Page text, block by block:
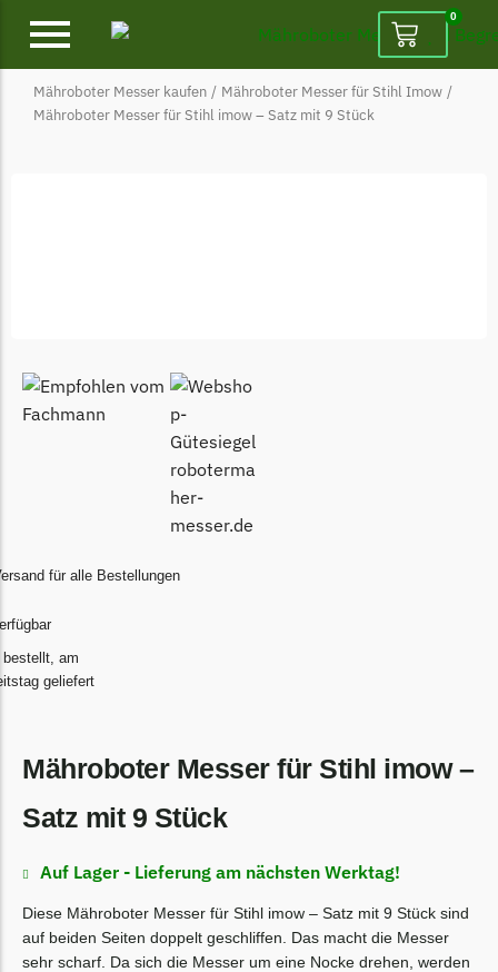
Alpina
Begrenzungsdraht
Black & Decker Messer
Bosch Indego Messer
Central Park
Central Park Messer
Cramer
Begrenzungsdraht
Cub Cadet
Cub Cadet Messer
Begrenzungsdraht
0
Mähroboter Messer kaufen / Mähroboter Messer für Stihl Imow /
Mähroboter Messer für Stihl imow – Satz mit 9 Stück
für alle Bestellungen
bestellt, am
geliefert
Mähroboter Messer für Stihl imow –
Satz mit 9 Stück
Auf Lager - Lieferung am nächsten Werktag!
Diese Mähroboter Messer für Stihl imow – Satz mit 9 Stück sind
auf beiden Seiten doppelt geschliffen. Das macht die Messer
sehr scharf. Da sich die Messer um eine Nocke drehen, werden